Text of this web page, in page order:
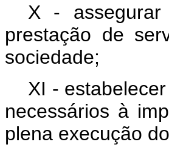
X - assegurar
prestação de
sociedade;
XI -
necessários à
plena execução